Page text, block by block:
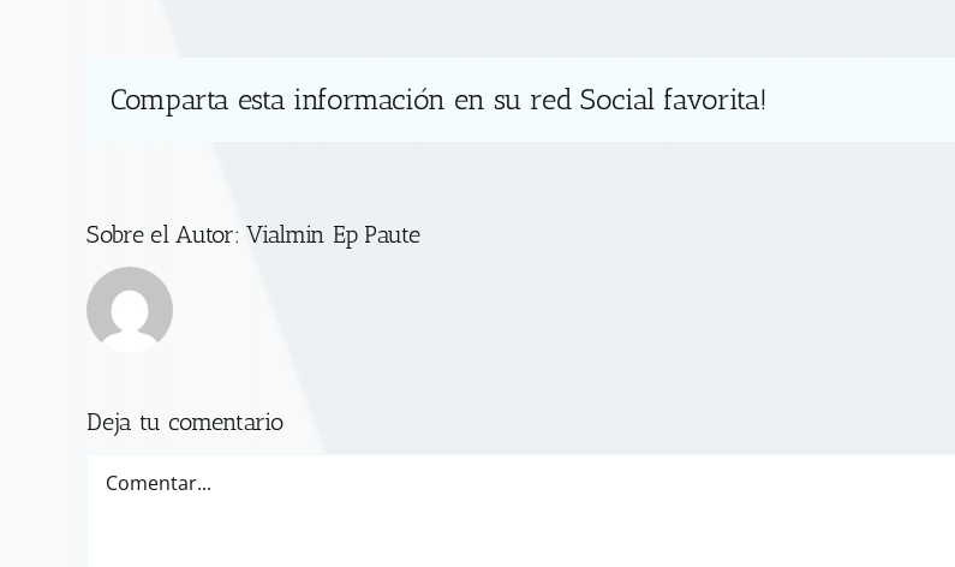
Comparta esta información en su red Social favorita!
Sobre el Autor:Vialmin Ep Paute
Deja tu comentario